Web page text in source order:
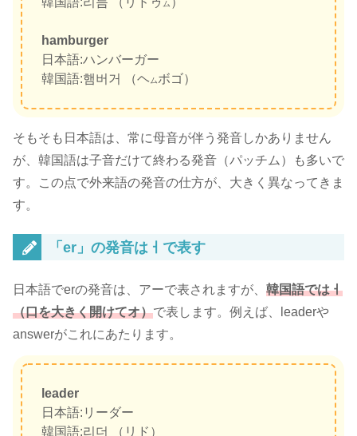
ム
hamburger
日本語:ハンバーガー
韓国語:햄버거 （ヘムボゴ）
そもそも日本語は、常に母音が伴う発音しかありません
が、韓国語は子音だけて終わる発音（パッチム）も多いで
す。この点で外来語の発音の仕方が、大きく異なってきま
す。
「er」の発音はㅓで表す
日本語でerの発音は、アーで表されますが
韓国語ではㅓ
（口を大きく開けてオ）で表します。例えば、leaderや
answerがこれにあたります。
leader
日本語:リーダー
韓国語:리더 （リド）